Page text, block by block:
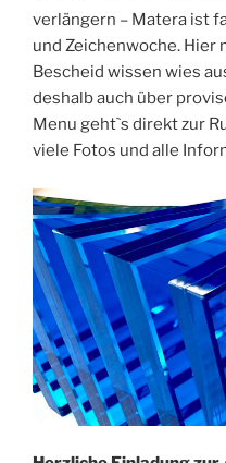
verlängern – Matera ist
und Zeichenwoche. Hier
Bescheid wissen wies
deshalb auch über
Menu geht`s direkt zur
viele Fotos und alle